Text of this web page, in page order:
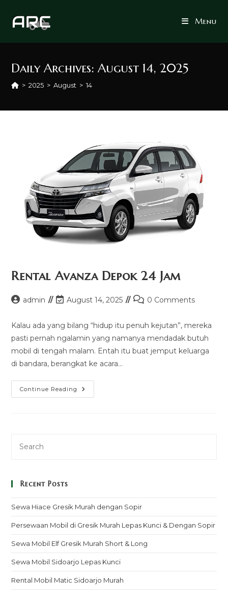
Menu
Daily Archives: August 14, 2025
> 2025 > August > 14
Rental Avanza Depok 24 Jam
Postadmin
Post
modified:
August 14, 2025
Post0 Comments
Kalau ada yang bilang “hidup itu penuh kejutan”, mereka
pasti pernah ngalamin yang namanya mendadak butuh
mobil di tengah malam. Entah itu buat jemput keluarga
di bandara, berangkat ke acara…
Continue Reading Rental
Avanza
Recent Posts
Sewa Hiace Gresik Murah dengan Sopir
Persewaan Mobil di Gresik Murah Lepas Kunci & Dengan Sopir
Sewa Mobil Elf Gresik Murah Short & Long
Sewa Mobil Sidoarjo Lepas Kunci
Rental Mobil Matic Sidoarjo Murah